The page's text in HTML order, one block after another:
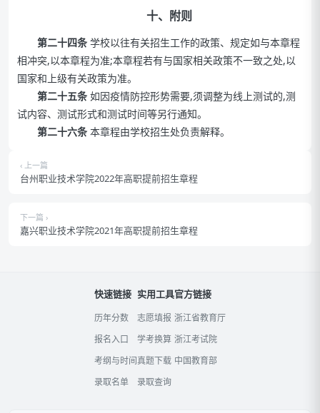
十、附则
第二十四条 学校以往有关招生工作的政策、规定如与本章程
相冲突,以本章程为准;本章程若有与国家相关政策不一致之处,以
国家和上级有关政策为准。
第二十五条 如因疫情防控形势需要,须调整为线上测试的,测
试内容、测试形式和测试时间等另行通知。
第二十六条 本章程由学校招生处负责解释。
‹ 上一篇
台州职业技术学院2022年高职提前招生章程
下一篇 ›
嘉兴职业技术学院2021年高职提前招生章程
快速链接
历年分数
报名入口
考纲与时间
录取名单
实用工具
志愿填报
学考换算
真题下载
录取查询
官方链接
浙江省教育厅
浙江考试院
中国教育部